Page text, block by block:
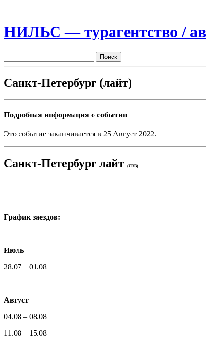
НИЛЬС — турагентство /
Санкт-Петербург (лайт)
Подробная информация о событии
Это событие заканчивается в 25 Август 2022.
Санкт-Петербург лайт (ORB)
График заездов:
Июль
28.07 – 01.08
Август
04.08 – 08.08
11.08 – 15.08